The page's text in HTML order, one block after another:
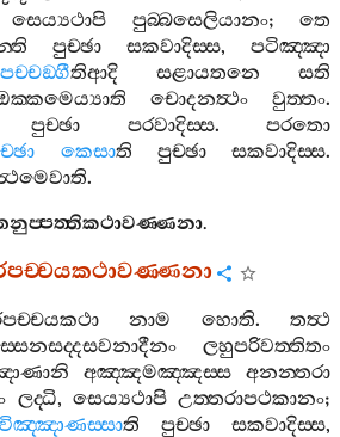
සෙය්‍යථාපි පුබ‍්බසෙලියානං; තෙ
පුච‍්ඡා සකවාදිස‍්ස, පටිඤ‍්ඤා
තිආදි සළායතනෙ
සති
චොදනත්‍ථං වුත‍්තං.
පුච‍්ඡා පරවාදිස‍්ස.පරතො
කෙසාති පුච‍්ඡා සකවාදිස‍්ස.
.
.
නාම හොති. තත්‍ථ
ලහුපරිවත‍්තිතං
අඤ‍්ඤමඤ‍්ඤස‍්ස
අනන‍්තරා
ලද‍්ධි, සෙය්‍යථාපි උත‍්තරාපථකානං;
ති පුච‍්ඡා සකවාදිස‍්ස,